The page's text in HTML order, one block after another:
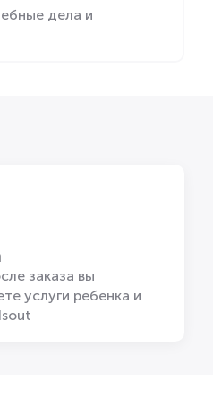
дела и
заказа вы
услуги ребенка и